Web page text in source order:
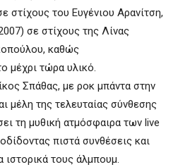
στίχους του Ευγένιου Αρανίτση,
σε στίχους της Λίνας
καθώς
μέχρι τώρα υλικό.
Σπάθας, με ροκ μπάντα στην
μέλη της τελευταίας σύνθεσης
τη μυθική ατμόσφαιρα των live
πιστά συνθέσεις και
ιστορικά τους άλμπουμ.